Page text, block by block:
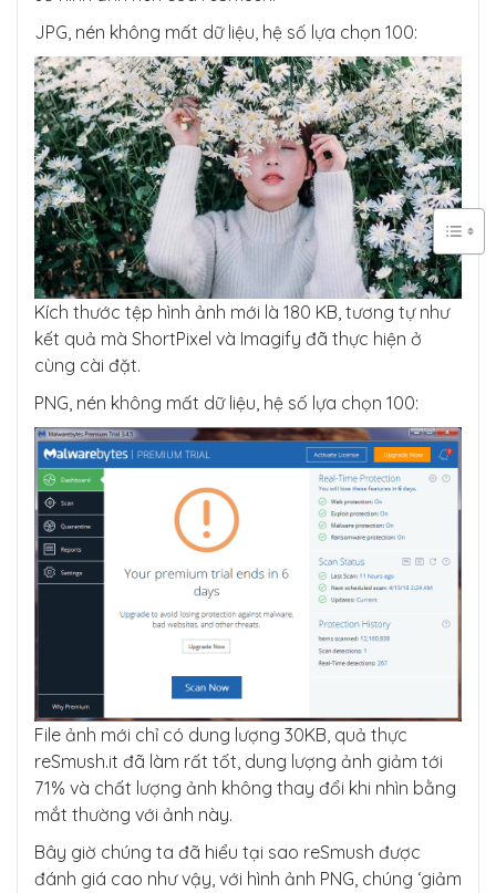
JPG, nén không mất dữ liệu, hệ số lựa chọn 100:
Kích thước tệp hình ảnh mới là 180 KB, tương tự như
kết quả mà ShortPixel và Imagify đã thực hiện ở
cùng cài đặt.
PNG, nén không mất dữ liệu, hệ số lựa chọn 100:
File ảnh mới chỉ có dung lượng 30KB, quả thực
reSmush.it đã làm rất tốt, dung lượng ảnh giảm tới
71% và chất lượng ảnh không thay đổi khi nhìn bằng
mắt thường với ảnh này.
Bây giờ chúng ta đã hiểu tại sao reSmush được
đánh giá cao như vậy, với hình ảnh PNG, chúng ‘giảm